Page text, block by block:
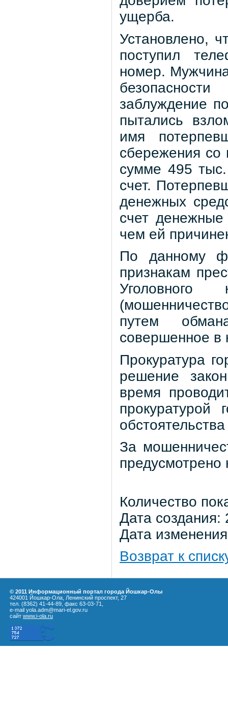
ущерба.
Установлено,
поступил
номер.
заблуждение
пытались
имя
сбережения со
сумме 495
счет.
денежных
счет
чем ей
По данному
признакам
Уголовного
путем
совершенное в
Прокуратура
решение
время
прокуратурой
За
Количество
Дата
Дата
Возврат к
© 2011 Информационный портал города Йошкар-Олы
424001 Йошкар-Ола, Ленинский проспект, 27
тел. (8362) 41-44-89, факс 63-03-71,
e-mail yola.adm@mari-el.gov.ru
сайт www.i-ola.ru